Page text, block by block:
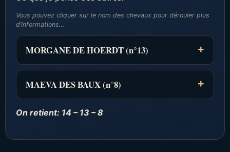
Vous pouvez cliquer sur le nom des chevaux pour dérouler plus
d’informations…
MORGANE DE HOERDT (n°13)
MAEVA DES BAUX (n°8)
On retient: 14 – 13 – 8